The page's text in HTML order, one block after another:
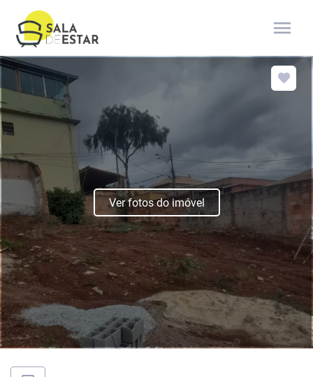
menu
Ver fotos do imóvel